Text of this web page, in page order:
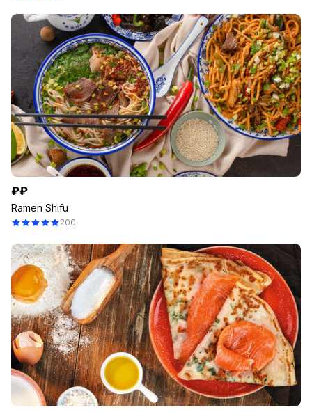
₽₽
Ramen Shifu
200